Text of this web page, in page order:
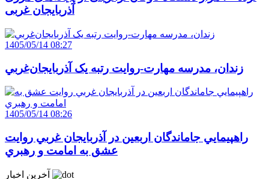
آذربایجان ‌غربی
1405/05/14 08:27
زندان، مدرسه مهارت-روايت رتبه يک آذربايجان‌غربي
1405/05/14 08:26
راهپيمايي جاماندگان اربعين در آذربايجان غربي روايت
عشق به امامت و رهبري